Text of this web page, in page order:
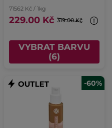
71562 Kč / 1kg
229.00 Kč 319.00 Kč
VYBRAT BARVU
(6)
-60%